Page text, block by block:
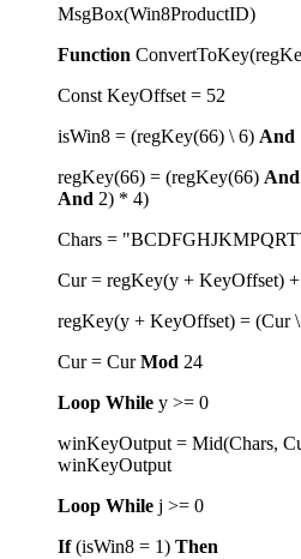
MsgBox(Win8ProductID)
Function
Const KeyOffset = 52
isWin8 = (regKey(66) \ 6) And
regKey(66) = (regKey(66) And
And 2) * 4)
Chars =
Cur = regKey(y + KeyOffset)
regKey(y + KeyOffset) = (Cur
Cur = CurMod 24
Loop While y >= 0
winKeyOutput = Mid(Chars,
winKeyOutput
Loop While j >= 0
If(isWin8 = 1) Then